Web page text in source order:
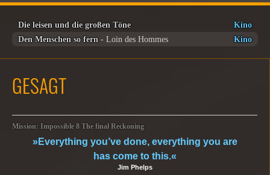
Die leisen und die großen Töne
Kino
Den Menschen so fern - Loin des Hommes Kino
GESAGT
Mission: Impossible 8 The final Reckoning
»Everything you’ve done, everything you are
has come to this.«
Jim Phelps